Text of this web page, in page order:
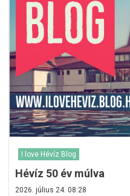
I love Hévíz Blog
Hévíz 50 év múlva
2026. július 24. 08:28